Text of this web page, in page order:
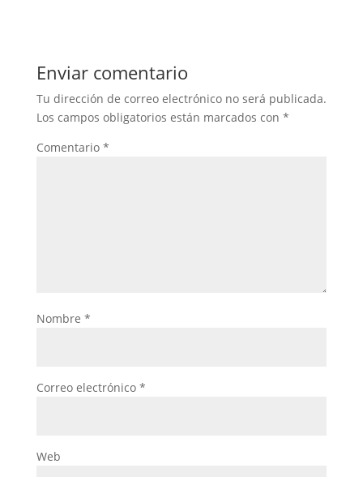
Enviar comentario
Tu dirección de correo electrónico no será publicada.
Los campos obligatorios están marcados con *
Comentario *
Nombre *
Correo electrónico *
Web